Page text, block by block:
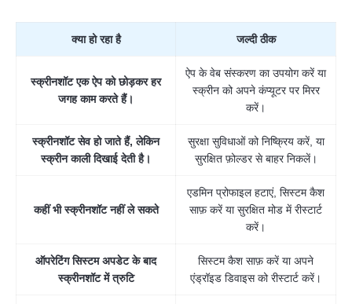
क्या हो रहा है जल्दी ठीक
स्क्रीनशॉट एक ऐप को छोड़कर हर
जगह काम करते हैं।
ऐप के वेब संस्करण का उपयोग करें या
स्क्रीन को अपने कंप्यूटर पर मिरर
करें।
स्क्रीनशॉट सेव हो जाते हैं, लेकिन
स्क्रीन काली दिखाई देती है।
सुरक्षा सुविधाओं को निष्क्रिय करें, या
सुरक्षित फ़ोल्डर से बाहर निकलें।
कहीं भी स्क्रीनशॉट नहीं ले सकते
एडमिन प्रोफाइल हटाएं, सिस्टम कैश
साफ़ करें या सुरक्षित मोड में रीस्टार्ट
करें।
ऑपरेटिंग सिस्टम अपडेट के बाद
स्क्रीनशॉट में त्रुटि
सिस्टम कैश साफ़ करें या अपने
एंड्रॉइड डिवाइस को रीस्टार्ट करें।